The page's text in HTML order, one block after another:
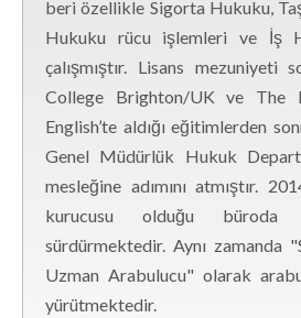
beri özellikle Sigorta Hukuku,
Hukuku rücu işlemleri ve İş
çalışmıştır. Lisans mezuniyeti
College Brighton/UK ve The
English’te aldığı eğitimlerden
Genel Müdürlük Hukuk
mesleğine adımını atmıştır.
kurucusu olduğu büroda
sürdürmektedir. Aynı zamanda
Uzman Arabulucu" olarak
yürütmektedir.